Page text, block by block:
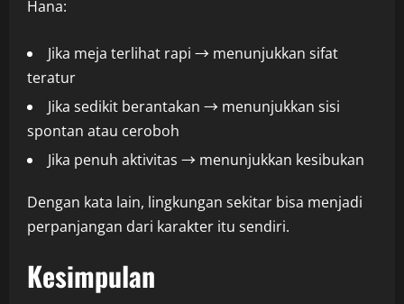
Hana:
Jika meja terlihat rapi → menunjukkan sifat
teratur
Jika sedikit berantakan → menunjukkan sisi
spontan atau ceroboh
Jika penuh aktivitas → menunjukkan kesibukan
Dengan kata lain, lingkungan sekitar bisa menjadi
perpanjangan dari karakter itu sendiri.
Kesimpulan